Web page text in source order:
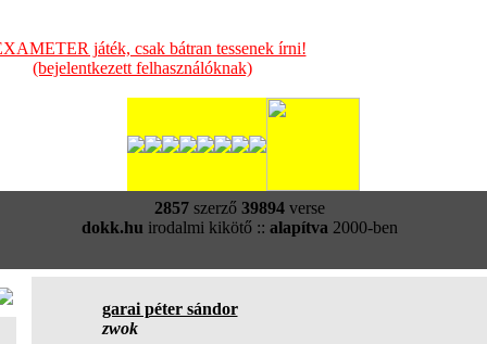
játék, csak bátran tessenek írni!
(bejelentkezett felhasználóknak)
2857szerző 39894verse
dokk.hu irodalmi kikötő :: alapítva 2000-ben
garai péter sándor
zwok